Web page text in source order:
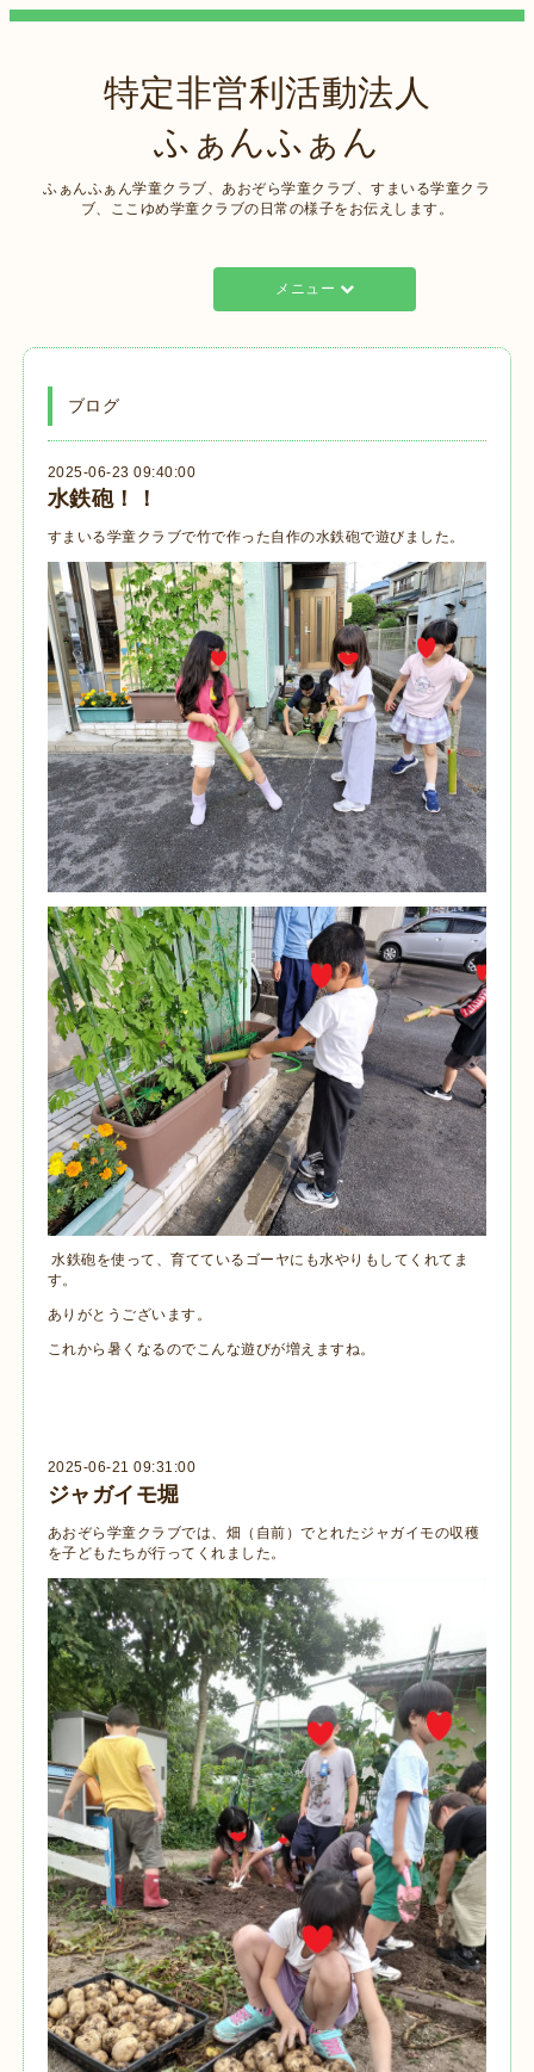
特定非営利活動法人
ふぁんふぁん
ふぁんふぁん学童クラブ、あおぞら学童クラブ、すまいる学童クラ
ブ、ここゆめ学童クラブの日常の様子をお伝えします。
メニュー
ブログ
2025-06-23 09:40:00
水鉄砲！！
すまいる学童クラブで竹で作った自作の水鉄砲で遊びました。
水鉄砲を使って、育てているゴーヤにも水やりもしてくれてま
す。
ありがとうございます。
これから暑くなるのでこんな遊びが増えますね。
2025-06-21 09:31:00
ジャガイモ堀
あおぞら学童クラブでは、畑（自前）でとれたジャガイモの収穫
を子どもたちが行ってくれました。